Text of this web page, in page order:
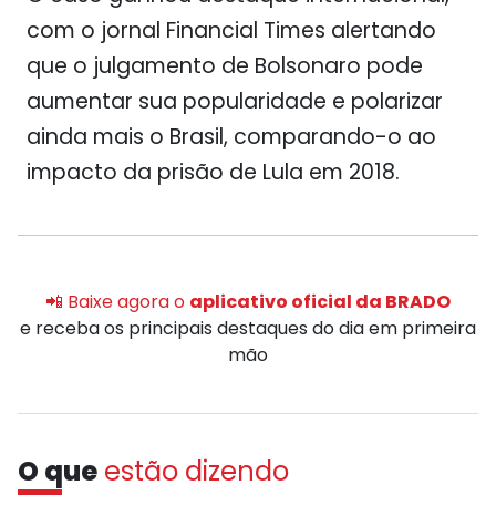
com o jornal Financial Times alertando
que o julgamento de Bolsonaro pode
aumentar sua popularidade e polarizar
ainda mais o Brasil, comparando-o ao
impacto da prisão de Lula em 2018.
📲 Baixe agora o aplicativo oficial da BRADO
e receba os principais destaques do dia em primeira
mão
O que estão dizendo